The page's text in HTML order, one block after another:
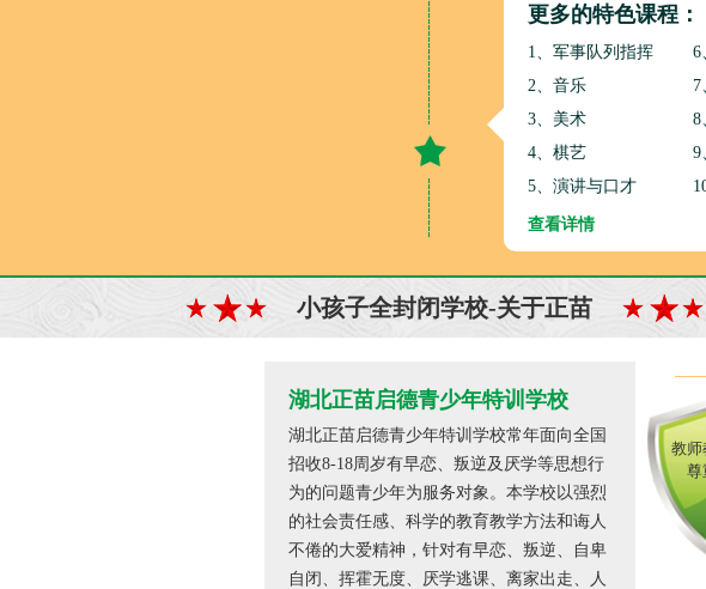
更多的特色课程：
1、军事队列指挥
6
2、音乐
7
3、美术
8
4、棋艺
9
5、演讲与口才
查看详情
小孩子全封闭学校-关于正苗
湖北正苗启德青少年特训学校
湖北正苗启德青少年特训学校常年面向全国
招收8-18周岁有早恋、叛逆及厌学等思想行
为的问题青少年为服务对象。本学校以强烈
的社会责任感、科学的教育教学方法和诲人
不倦的大爱精神，针对有早恋、叛逆、自卑
自闭、挥霍无度、厌学逃课、离家出走、人
教师
尊